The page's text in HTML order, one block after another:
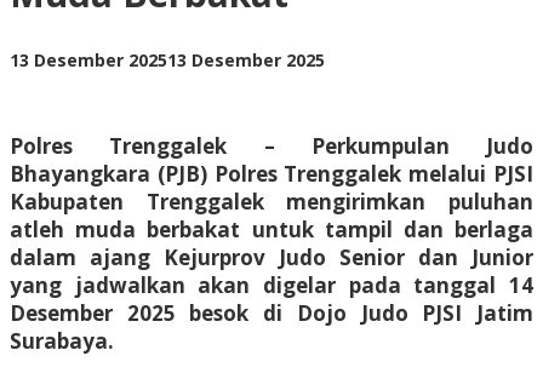
Atlet
Berbakat
13 Desember 202513 Desember 2025
Polres Trenggalek – Perkumpulan Judo
Bhayangkara (PJB) Polres Trenggalek melalui PJSI
Kabupaten Trenggalek mengirimkan puluhan
atleh muda berbakat untuk tampil dan berlaga
dalam ajang Kejurprov Judo Senior dan Junior
yang jadwalkan akan digelar pada tanggal 14
Desember 2025 besok di Dojo Judo PJSI Jatim
Surabaya.